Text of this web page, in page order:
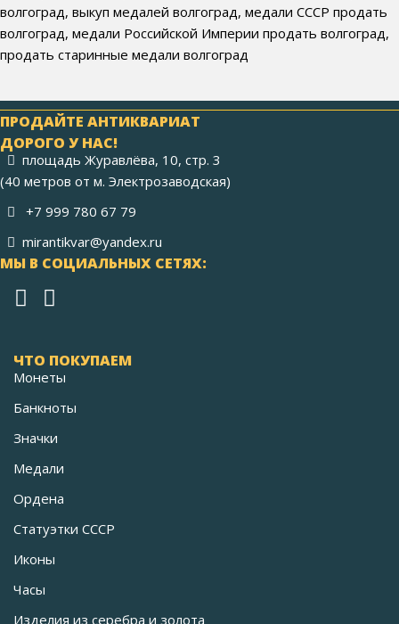
волгоград, выкуп медалей волгоград, медали СССР продать
волгоград, медали Российской Империи продать волгоград,
продать старинные медали волгоград
ПРОДАЙТЕ АНТИКВАРИАТ
ДОРОГО У НАС!
площадь Журавлёва, 10, стр. 3
(40 метров от м. Электрозаводская)
+7 999 780 67 79
mirantikvar@yandex.ru
МЫ В СОЦИАЛЬНЫХ СЕТЯХ:
ЧТО ПОКУПАЕМ
Монеты
Банкноты
Значки
Медали
Ордена
Статуэтки СССР
Иконы
Часы
Изделия из серебра и золота